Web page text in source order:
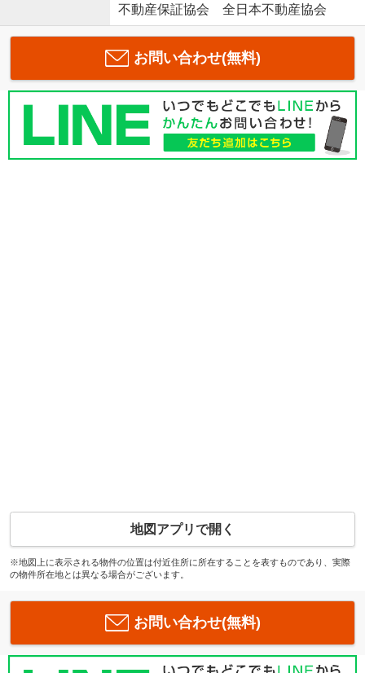
不動産保証協会 全日本不動産協会
お問い合わせ(無料)
地図アプリで開く
※地図上に表示される物件の位置は付近住所に所在することを表すものであり、実際
の物件所在地とは異なる場合がございます。
お問い合わせ(無料)